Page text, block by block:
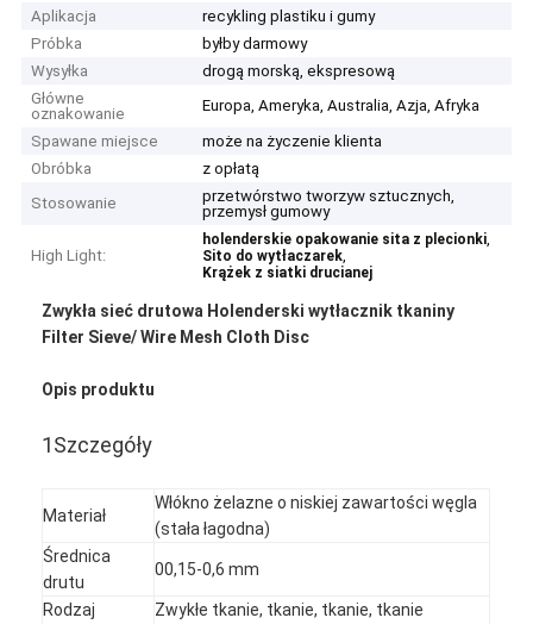
Aplikacja
recykling plastiku i gumy
Próbka
byłby darmowy
Wysyłka
drogą morską, ekspresową
Główne
oznakowanie
Europa, Ameryka, Australia, Azja, Afryka
Spawane miejsce
może na życzenie klienta
Obróbka
z opłatą
Stosowanie
przetwórstwo tworzyw sztucznych,
przemysł gumowy
High Light:
holenderskie opakowanie sita z plecionki,
Sito do wytłaczarek,
Krążek z siatki drucianej
Zwykła sieć drutowa Holenderski wytłacznik tkaniny
Filter Sieve/ Wire Mesh Cloth Disc
Opis produktu
1Szczegóły
Materiał
Włókno żelazne o niskiej zawartości węgla
(stała łagodna)
Średnica
drutu
00,15-0,6 mm
Rodzaj
Zwykłe tkanie, tkanie, tkanie, tkanie